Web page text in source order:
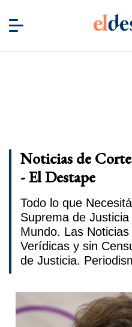
Noticias de
- El Destape
Todo lo que
Suprema de
Mundo. Las
Verídicas y sin
de Justicia.